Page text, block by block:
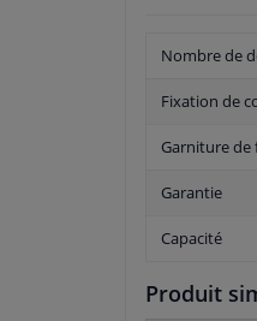
Nombre de
Fixation de
Garniture
Garantie
Capacité
Produit